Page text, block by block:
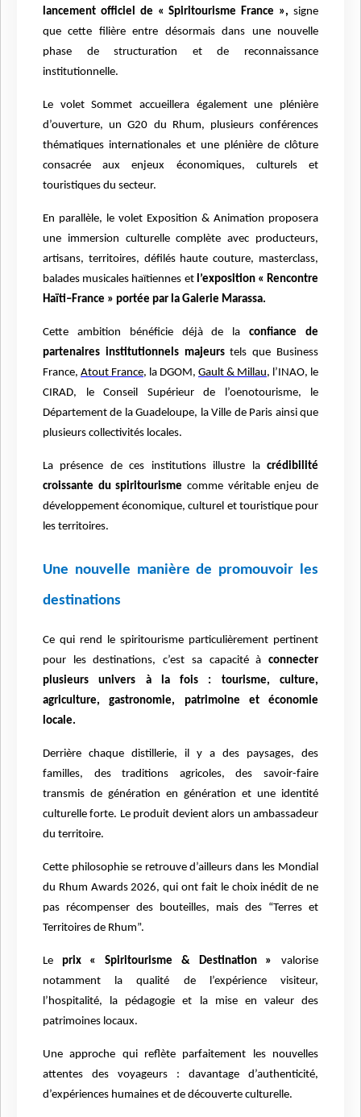
lancement officiel de « Spiritourisme France », signe
que cette filière entre désormais dans une nouvelle
phase de structuration et de reconnaissance
institutionnelle.
Le volet Sommet accueillera également une plénière
d’ouverture, un G20 du Rhum, plusieurs conférences
thématiques internationales et une plénière de clôture
consacrée aux enjeux économiques, culturels et
touristiques du secteur.
En parallèle, le volet Exposition & Animation proposera
une immersion culturelle complète avec producteurs,
artisans, territoires, défilés haute couture, masterclass,
balades musicales haïtiennes et l’exposition « Rencontre
Haïti–France » portée par la Galerie Marassa.
Cette ambition bénéficie déjà de laconfiance de
partenaires institutionnels majeurstels que Business
France, Atout France, la DGOM, Gault & Millau, l’INAO, le
CIRAD, le Conseil Supérieur de l’oenotourisme, le
Département de la Guadeloupe, la Ville de Paris ainsi que
plusieurs collectivités locales.
La présence de ces institutions illustre lacrédibilité
croissante du spiritourisme comme véritable enjeu de
développement économique, culturel et touristique pour
les territoires.
Une nouvelle manière de promouvoir les
destinations
Ce qui rend le spiritourisme particulièrement pertinent
pour les destinations, c’est sa capacité à connecter
plusieurs univers à la fois : tourisme, culture,
agriculture, gastronomie, patrimoine et économie
locale.
Derrière chaque distillerie, il y a des paysages, des
familles, des traditions agricoles, des savoir-faire
transmis de génération en génération et une identité
culturelle forte. Le produit devient alors un ambassadeur
du territoire.
Cette philosophie se retrouve d’ailleurs dans les Mondial
du Rhum Awards 2026, qui ont fait le choix inédit de ne
pas récompenser des bouteilles, mais des “Terres et
Territoires de Rhum”.
Le prix « Spiritourisme & Destination »
valorise
notamment la qualité de l’expérience visiteur,
l’hospitalité, la pédagogie et la mise en valeur des
patrimoines locaux.
Une approche qui reflète parfaitement les nouvelles
attentes des voyageurs : davantage d’authenticité,
d’expériences humaines et de découverte culturelle.